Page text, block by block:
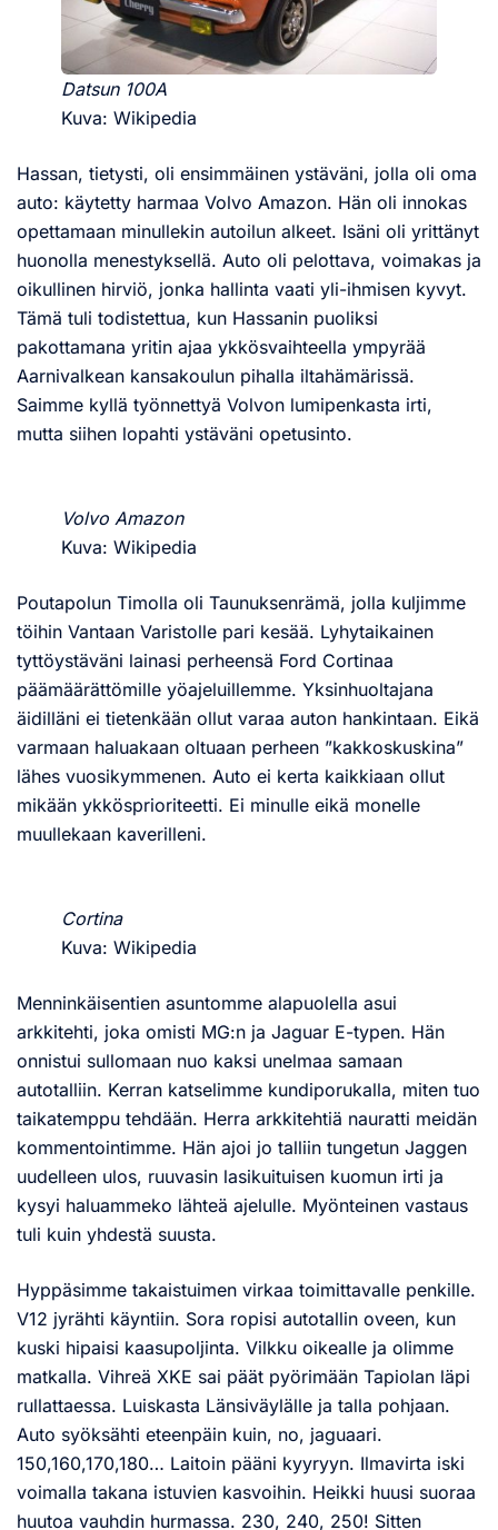
Datsun 100A
Kuva: Wikipedia
Hassan, tietysti, oli ensimmäinen ystäväni, jolla oli oma
auto: käytetty harmaa Volvo Amazon. Hän oli innokas
opettamaan minullekin autoilun alkeet. Isäni oli yrittänyt
huonolla menestyksellä. Auto oli pelottava, voimakas ja
oikullinen hirviö, jonka hallinta vaati yli-ihmisen kyvyt.
Tämä tuli todistettua, kun Hassanin puoliksi
pakottamana yritin ajaa ykkösvaihteella ympyrää
Aarnivalkean kansakoulun pihalla iltahämärissä.
Saimme kyllä työnnettyä Volvon lumipenkasta irti,
mutta siihen lopahti ystäväni opetusinto.
Volvo Amazon
Kuva: Wikipedia
Poutapolun Timolla oli Taunuksenrämä, jolla kuljimme
töihin Vantaan Varistolle pari kesää. Lyhytaikainen
tyttöystäväni lainasi perheensä Ford Cortinaa
päämäärättömille yöajeluillemme. Yksinhuoltajana
äidilläni ei tietenkään ollut varaa auton hankintaan. Eikä
varmaan haluakaan oltuaan perheen ”kakkoskuskina”
lähes vuosikymmenen. Auto ei kerta kaikkiaan ollut
mikään ykkösprioriteetti. Ei minulle eikä monelle
muullekaan kaverilleni.
Cortina
Kuva: Wikipedia
Menninkäisentien asuntomme alapuolella asui
arkkitehti, joka omisti MG:n ja Jaguar E-typen. Hän
onnistui sullomaan nuo kaksi unelmaa samaan
autotalliin. Kerran katselimme kundiporukalla, miten tuo
taikatemppu tehdään. Herra arkkitehtiä nauratti meidän
kommentointimme. Hän ajoi jo talliin tungetun Jaggen
uudelleen ulos, ruuvasin lasikuituisen kuomun irti ja
kysyi haluammeko lähteä ajelulle. Myönteinen vastaus
tuli kuin yhdestä suusta.
Hyppäsimme takaistuimen virkaa toimittavalle penkille.
V12 jyrähti käyntiin. Sora ropisi autotallin oveen, kun
kuski hipaisi kaasupoljinta. Vilkku oikealle ja olimme
matkalla. Vihreä XKE sai päät pyörimään Tapiolan läpi
rullattaessa. Luiskasta Länsiväylälle ja talla pohjaan.
Auto syöksähti eteenpäin kuin, no, jaguaari.
150,160,170,180… Laitoin pääni kyyryyn. Ilmavirta iski
voimalla takana istuvien kasvoihin. Heikki huusi suoraa
huutoa vauhdin hurmassa. 230, 240, 250! Sitten